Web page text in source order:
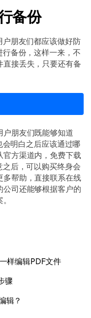
备份
朋友们都应该做好防
备份，这样一来，不
接丢失，只要还有备
户朋友们既能够知道
明白之后应该通过哪
方渠道内，免费下载
后，可以购买终身会
多帮助，直接联系在线
司还能够根据客户的
样编辑PDF文件
骤
辑？